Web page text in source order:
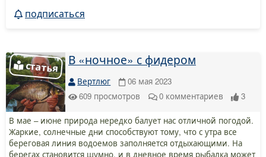
подписаться
В «ночное» с фидером
Вертлюг
06 мая 2023
609 просмотров 0 комментариев 3
В мае – июне природа нередко балует нас отличной погодой.
Жаркие, солнечные дни способствуют тому, что с утра все
береговая линия водоемов заполняется отдыхающими. На
берегах становится шумно, и в дневное время рыбалка может